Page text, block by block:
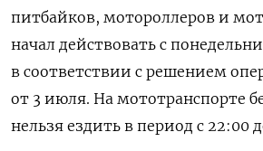
питбайков, мотороллеров и
начал действовать с
в соответствии с решением
от 3 июля. На мототранспорте
нельзя ездить в период с 22:00